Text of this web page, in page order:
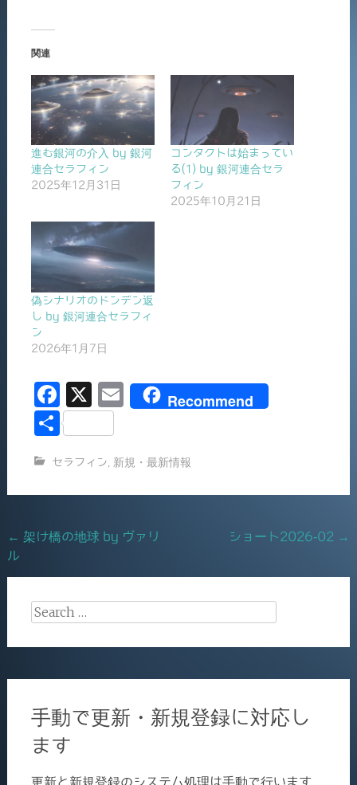
関連
進む銀河の介入 by 銀河
連合セラフィン
2025年12月31日
コンタクトは始まってい
る(1) by 銀河連合セラ
フィン
2025年10月21日
偽シナリオのドンデン返
し by 銀河連合セラフィ
ン
2026年1月7日
F
a
e
b
o
k
X
E
l
Recommend
共
セラフィン 新規・最新情報
Post
navigation
← 架け橋の地球 by ヴァリ
ル
ショート2026-02 →
Search
手動で更新・新規登録に対応し
ます
更新と新規登録のシステム処理は手動で行います。